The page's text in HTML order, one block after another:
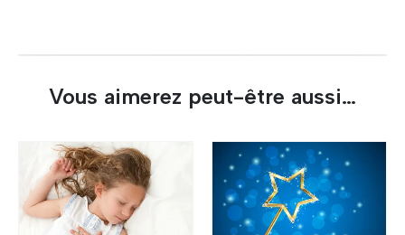
Vous aimerez peut-être aussi…